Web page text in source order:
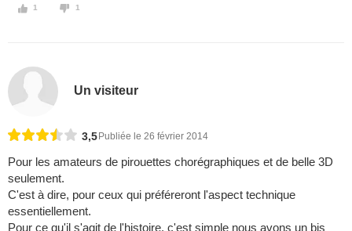
1 1
Un visiteur
3,5 Publiée le 26 février 2014
Pour les amateurs de pirouettes chorégraphiques et de belle 3D
seulement.
C'est à dire, pour ceux qui préféreront l'aspect technique
essentiellement.
Pour ce qu'il s'agit de l'histoire, c'est simple nous avons un bis